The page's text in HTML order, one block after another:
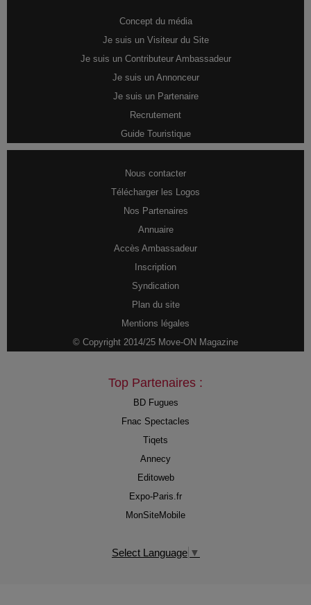
Concept du média
Je suis un Visiteur du Site
Je suis un Contributeur Ambassadeur
Je suis un Annonceur
Je suis un Partenaire
Recrutement
Guide Touristique
Nous contacter
Télécharger les Logos
Nos Partenaires
Annuaire
Accès Ambassadeur
Inscription
Syndication
Plan du site
Mentions légales
© Copyright 2014/25 Move-ON Magazine
Top Partenaires :
BD Fugues
Fnac Spectacles
Tiqets
Annecy
Editoweb
Expo-Paris.fr
MonSiteMobile
Select Language ▼